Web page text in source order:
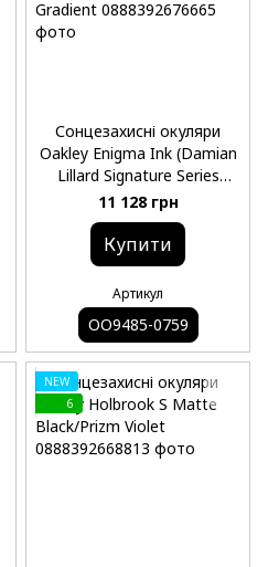
Сонцезахисні окуляри
Oakley Enigma Ink (Damian
Lillard Signature Series
Enigma Ink) Transparent
Warm Brown/Prizm Brown
Gradient
11 128 грн
Купити
Артикул
OO9485-0759
NEW
6